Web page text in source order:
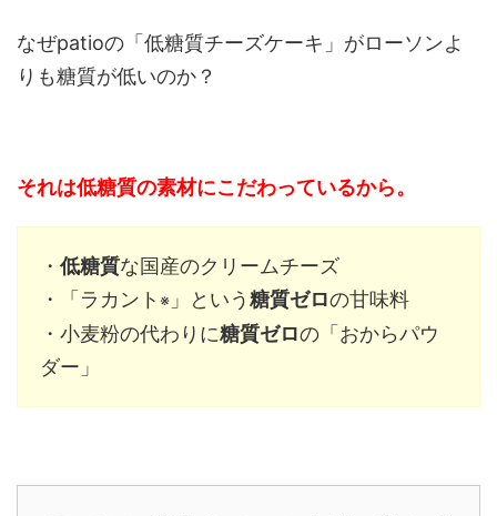
なぜpatioの「低糖質チーズケーキ」がローソンよ
りも糖質が低いのか？
それは低糖質の素材にこだわっているから。
・ 低糖質な国産のクリームチーズ
・「ラカント ※ 」という糖質ゼロの甘味料
・小麦粉の代わりに糖質ゼロの「おからパウ
ダー」